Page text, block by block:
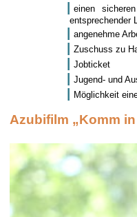
einen
entsprechender
angenehme
Zuschuss zu
Jobticket
Jugend- und
Möglichkeit
Azubifilm „Komm